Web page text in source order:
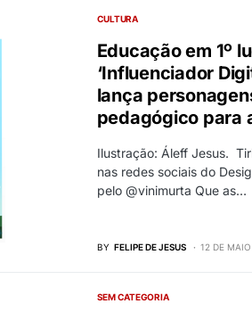
CULTURA
Educação em 1º
‘Influenciador
lança
pedagógico para
Ilustração: Áleff Jesus.
nas redes sociais do
pelo @vinimurta Que as…
BY FELIPE DE JESUS 12 DE
SEM CATEGORIA